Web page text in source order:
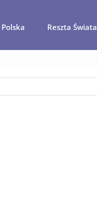
Polska Reszta Świata